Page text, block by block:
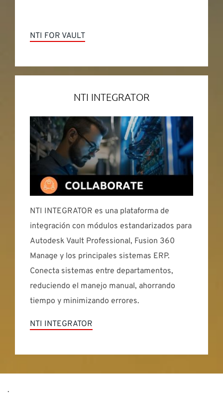
NTI FOR VAULT
NTI INTEGRATOR
NTI INTEGRATOR es una plataforma de
integración con módulos estandarizados para
Autodesk Vault Professional, Fusion 360
Manage y los principales sistemas ERP.
Conecta sistemas entre departamentos,
reduciendo el manejo manual, ahorrando
tiempo y minimizando errores.
NTI INTEGRATOR
.